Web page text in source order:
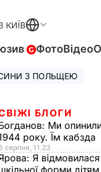
КИЇВ
ФотоВідео
З ПОЛЬЩЕЮ
БЛОГИ
Ми
року. Їм кабзда
серпня, 11.23
Я відмовилася
форми